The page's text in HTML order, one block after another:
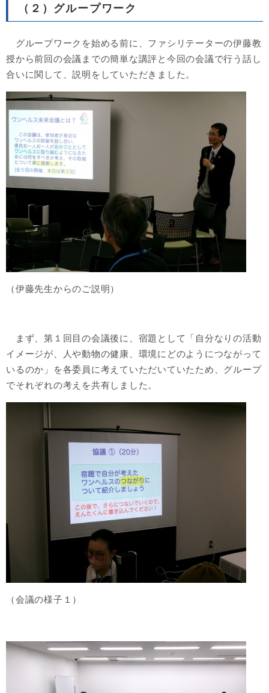
（２）グループワーク
グループワークを始める前に、ファシリテーターの伊藤教
授から前回の会議までの簡単な講評と今回の会議で行う話し
合いに関して、説明をしていただきました。
（伊藤先生からのご説明）
まず、第１回目の会議後に、宿題として「自分なりの活動
イメージが、人や動物の健康、環境にどのようにつながって
いるのか」を各委員に考えていただいていたため、グループ
でそれぞれの考えを共有しました。
（会議の様子１）